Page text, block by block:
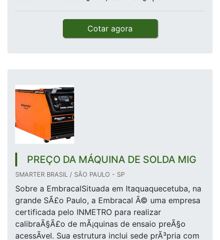
Cotar agora
PREÇO DA MÁQUINA DE SOLDA MIG
SMARTER BRASIL / SÃO PAULO - SP
Sobre a EmbracalSituada em Itaquaquecetuba, na
grande SÃ£o Paulo, a Embracal Ã© uma empresa
certificada pelo INMETRO para realizar
calibraÃ§Ã£o de mÃ¡quinas de ensaio preÃ§o
acessÃ­vel. Sua estrutura inclui sede prÃ³pria com